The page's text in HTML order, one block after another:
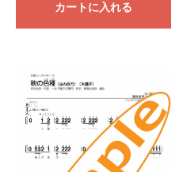
カートに入れる